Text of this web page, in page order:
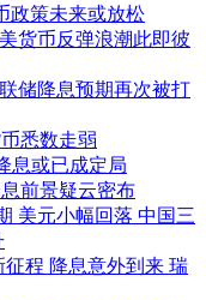
政策未来或放松
货币反弹浪潮此即彼
储降息预期再次被打
悉数走弱
息或已成定局
前景疑云密布
美元小幅回落 中国三
征程 降息意外到来 瑞